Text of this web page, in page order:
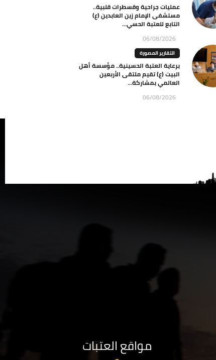
عمليات جراحية وقسطرات قلبية..
مستشفى الإمام زين العابدين (ع)
التابع للعتبة الحسي...
06/08/2026
التقارير المصورة
برعاية العتبة الحسينية.. مؤسسة أهل
البيت (ع) تقيم ملتقى الأربعين
العالمي بمشاركة...
06/08/2026
مواقع العتبات